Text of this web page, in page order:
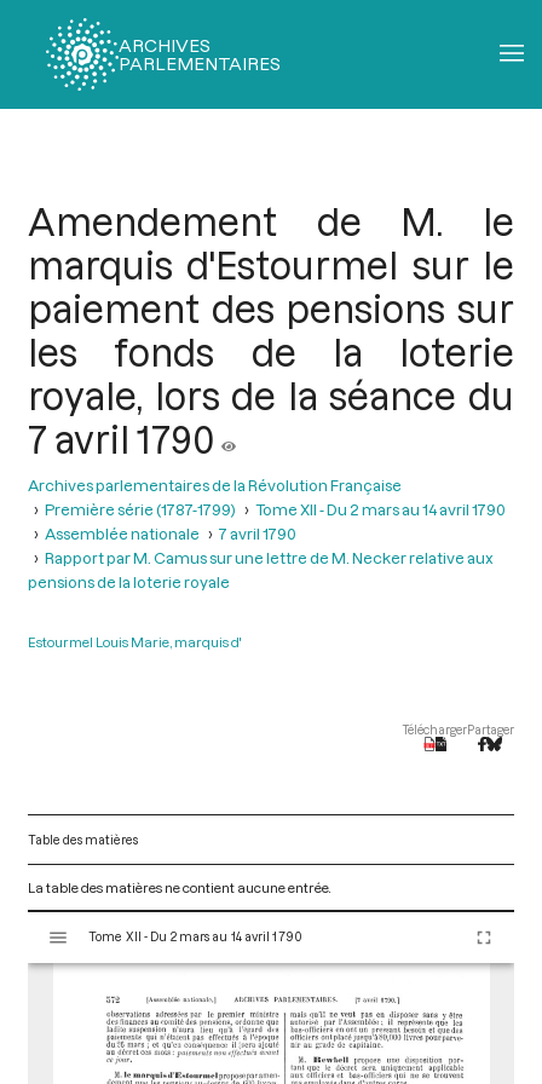
ARCHIVES
PARLEMENTAIRES
Amendement de M. le
marquis d'Estourmel sur le
paiement des pensions sur
les fonds de la loterie
royale, lors de la séance du
7 avril 1790
Archives parlementaires de la Révolution Française
Première série (1787-1799)
Tome XII - Du 2 mars au 14 avril 1790
Assemblée nationale
7 avril 1790
Rapport par M. Camus sur une lettre de M. Necker relative aux
pensions de la loterie royale
Estourmel Louis Marie, marquis d'
TéléchargerPartager
Table des matières
La table des matières ne contient aucune entrée.
s
Tome XII - Du 2 mars au 14 avril 1790